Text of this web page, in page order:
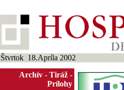
Štvrtok 18.Apríla 2002
Archív - Tiráž -
Prílohy